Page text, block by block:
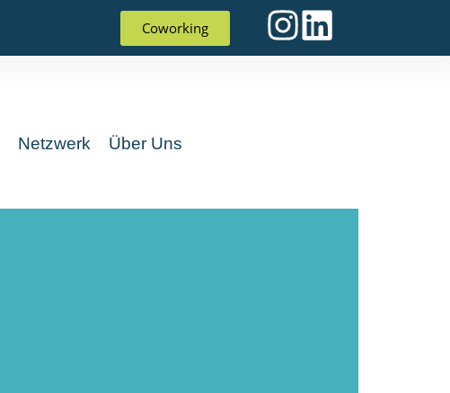
Coworking
Netzwerk Über Uns